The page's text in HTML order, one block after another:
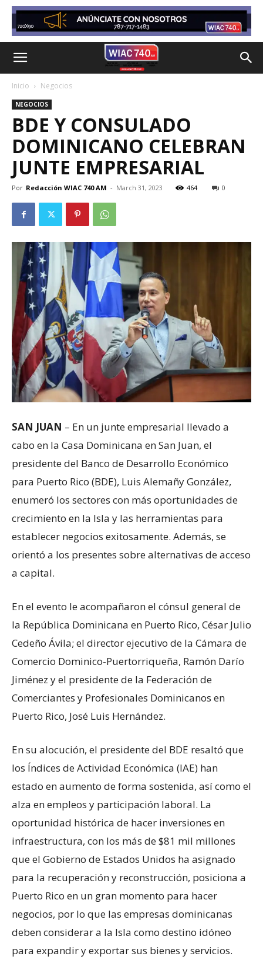
Inicio Negocios
NEGOCIOS
BDE Y CONSULADO
DOMINICANO CELEBRAN
JUNTE EMPRESARIAL
Por Redacción WIAC 740 AM - March 31, 2023 464 0
SAN JUAN – En un junte empresarial llevado a
cabo en la Casa Dominicana en San Juan, el
presidente del Banco de Desarrollo Económico
para Puerto Rico (BDE), Luis Alemañy González,
enumeró los sectores con más oportunidades de
crecimiento en la Isla y las herramientas para
establecer negocios exitosamente. Además, se
orientó a los presentes sobre alternativas de acceso
a capital.
En el evento le acompañaron el cónsul general de
la República Dominicana en Puerto Rico, César Julio
Cedeño Ávila; el director ejecutivo de la Cámara de
Comercio Dominico-Puertorriqueña, Ramón Darío
Jiménez y el presidente de la Federación de
Comerciantes y Profesionales Dominicanos en
Puerto Rico, José Luis Hernández.
En su alocución, el presidente del BDE resaltó que
los Índices de Actividad Económica (IAE) han
estado en aumento de forma sostenida, así como el
alza en empleos y participación laboral. La
oportunidad histórica de hacer inversiones en
infraestructura, con los más de $81 mil millones
que el Gobierno de Estados Unidos ha asignado
para la recuperación y reconstrucción, posiciona a
Puerto Rico en un gran momento para hacer
negocios, por lo que las empresas dominicanas
deben considerar a la Isla como destino idóneo
para expandir y exportar sus bienes y servicios.